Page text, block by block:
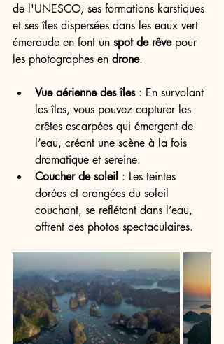
de l'UNESCO, ses formations karstiques
et ses îles dispersées dans les eaux vert
émeraude en font un spot de rêve pour
les photographes en drone.
Vue aérienne des îles : En survolant
les îles, vous pouvez capturer les
crêtes escarpées qui émergent de
l’eau, créant une scène à la fois
dramatique et sereine.
Coucher de soleil : Les teintes
dorées et orangées du soleil
couchant, se reflétant dans l’eau,
offrent des photos spectaculaires.